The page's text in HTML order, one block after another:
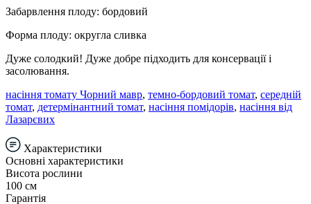
Забарвлення плоду: бордовий
Форма плоду: округла сливка
Дуже солодкий! Дуже добре підходить для консервації і
засолювання.
насіння томату Чорний мавр, темно-бордовий томат, середній
томат, детермінантний томат, насіння помідорів, насіння від
Лазарєвих
Характеристики
Основні характеристики
Висота рослини
100 см
Гарантія